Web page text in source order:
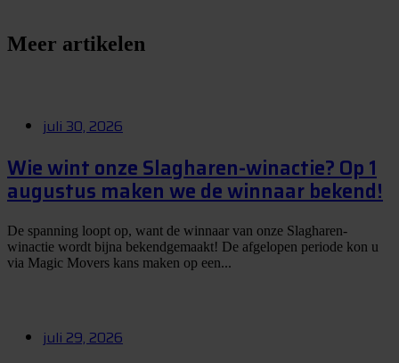
Meer artikelen
juli 30, 2026
Wie wint onze Slagharen-winactie? Op 1
augustus maken we de winnaar bekend!
De spanning loopt op, want de winnaar van onze Slagharen-
winactie wordt bijna bekendgemaakt! De afgelopen periode kon u
via Magic Movers kans maken op een...
juli 29, 2026